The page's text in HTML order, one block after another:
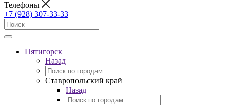
Телефоны
+7 (928) 307-33-33
Пятигорск
Назад
Ставропольский край
Назад